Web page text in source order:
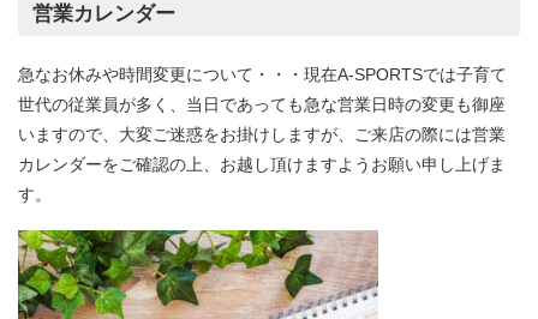
営業カレンダー
急なお休みや時間変更について・・・現在A-SPORTSでは子育て
世代の従業員が多く、当日であっても急な営業日時の変更も御座
いますので、大変ご迷惑をお掛けしますが、ご来店の際には営業
カレンダーをご確認の上、お越し頂けますようお願い申し上げま
す。